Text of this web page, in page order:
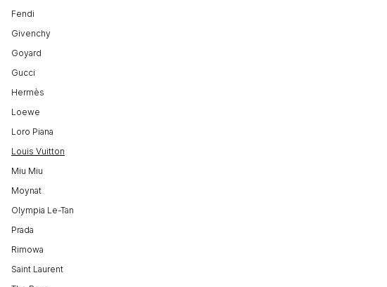
Fendi
Givenchy
Goyard
Gucci
Hermès
Loewe
Loro Piana
Louis Vuitton
Miu Miu
Moynat
Olympia Le-Tan
Prada
Rimowa
Saint Laurent